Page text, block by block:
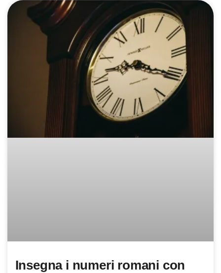
Insegna i numeri romani con